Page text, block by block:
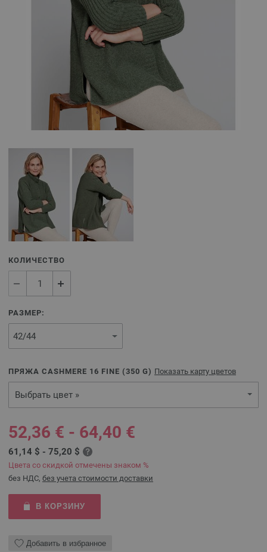
КОЛИЧЕСТВО
РАЗМЕР:
ПРЯЖА CASHMERE 16 FINE (350 G) Показать карту цветов
Выбрать цвет »
52,36 € - 64,40 €
61,14 $ - 75,20 $
Цвета со скидкой отмечены знаком %
без НДС, без учета стоимости доставки
В КОРЗИНУ
Добавить в избранное